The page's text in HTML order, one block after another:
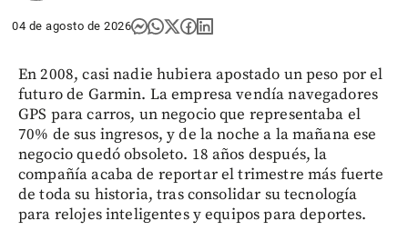
04 de agosto de 2026
En 2008, casi nadie hubiera apostado un peso por el
futuro de Garmin. La empresa vendía navegadores
GPS para carros, un negocio que representaba el
70% de sus ingresos, y de la noche a la mañana ese
negocio quedó obsoleto. 18 años después, la
compañía acaba de reportar el trimestre más fuerte
de toda su historia, tras consolidar su tecnología
para relojes inteligentes y equipos para deportes.